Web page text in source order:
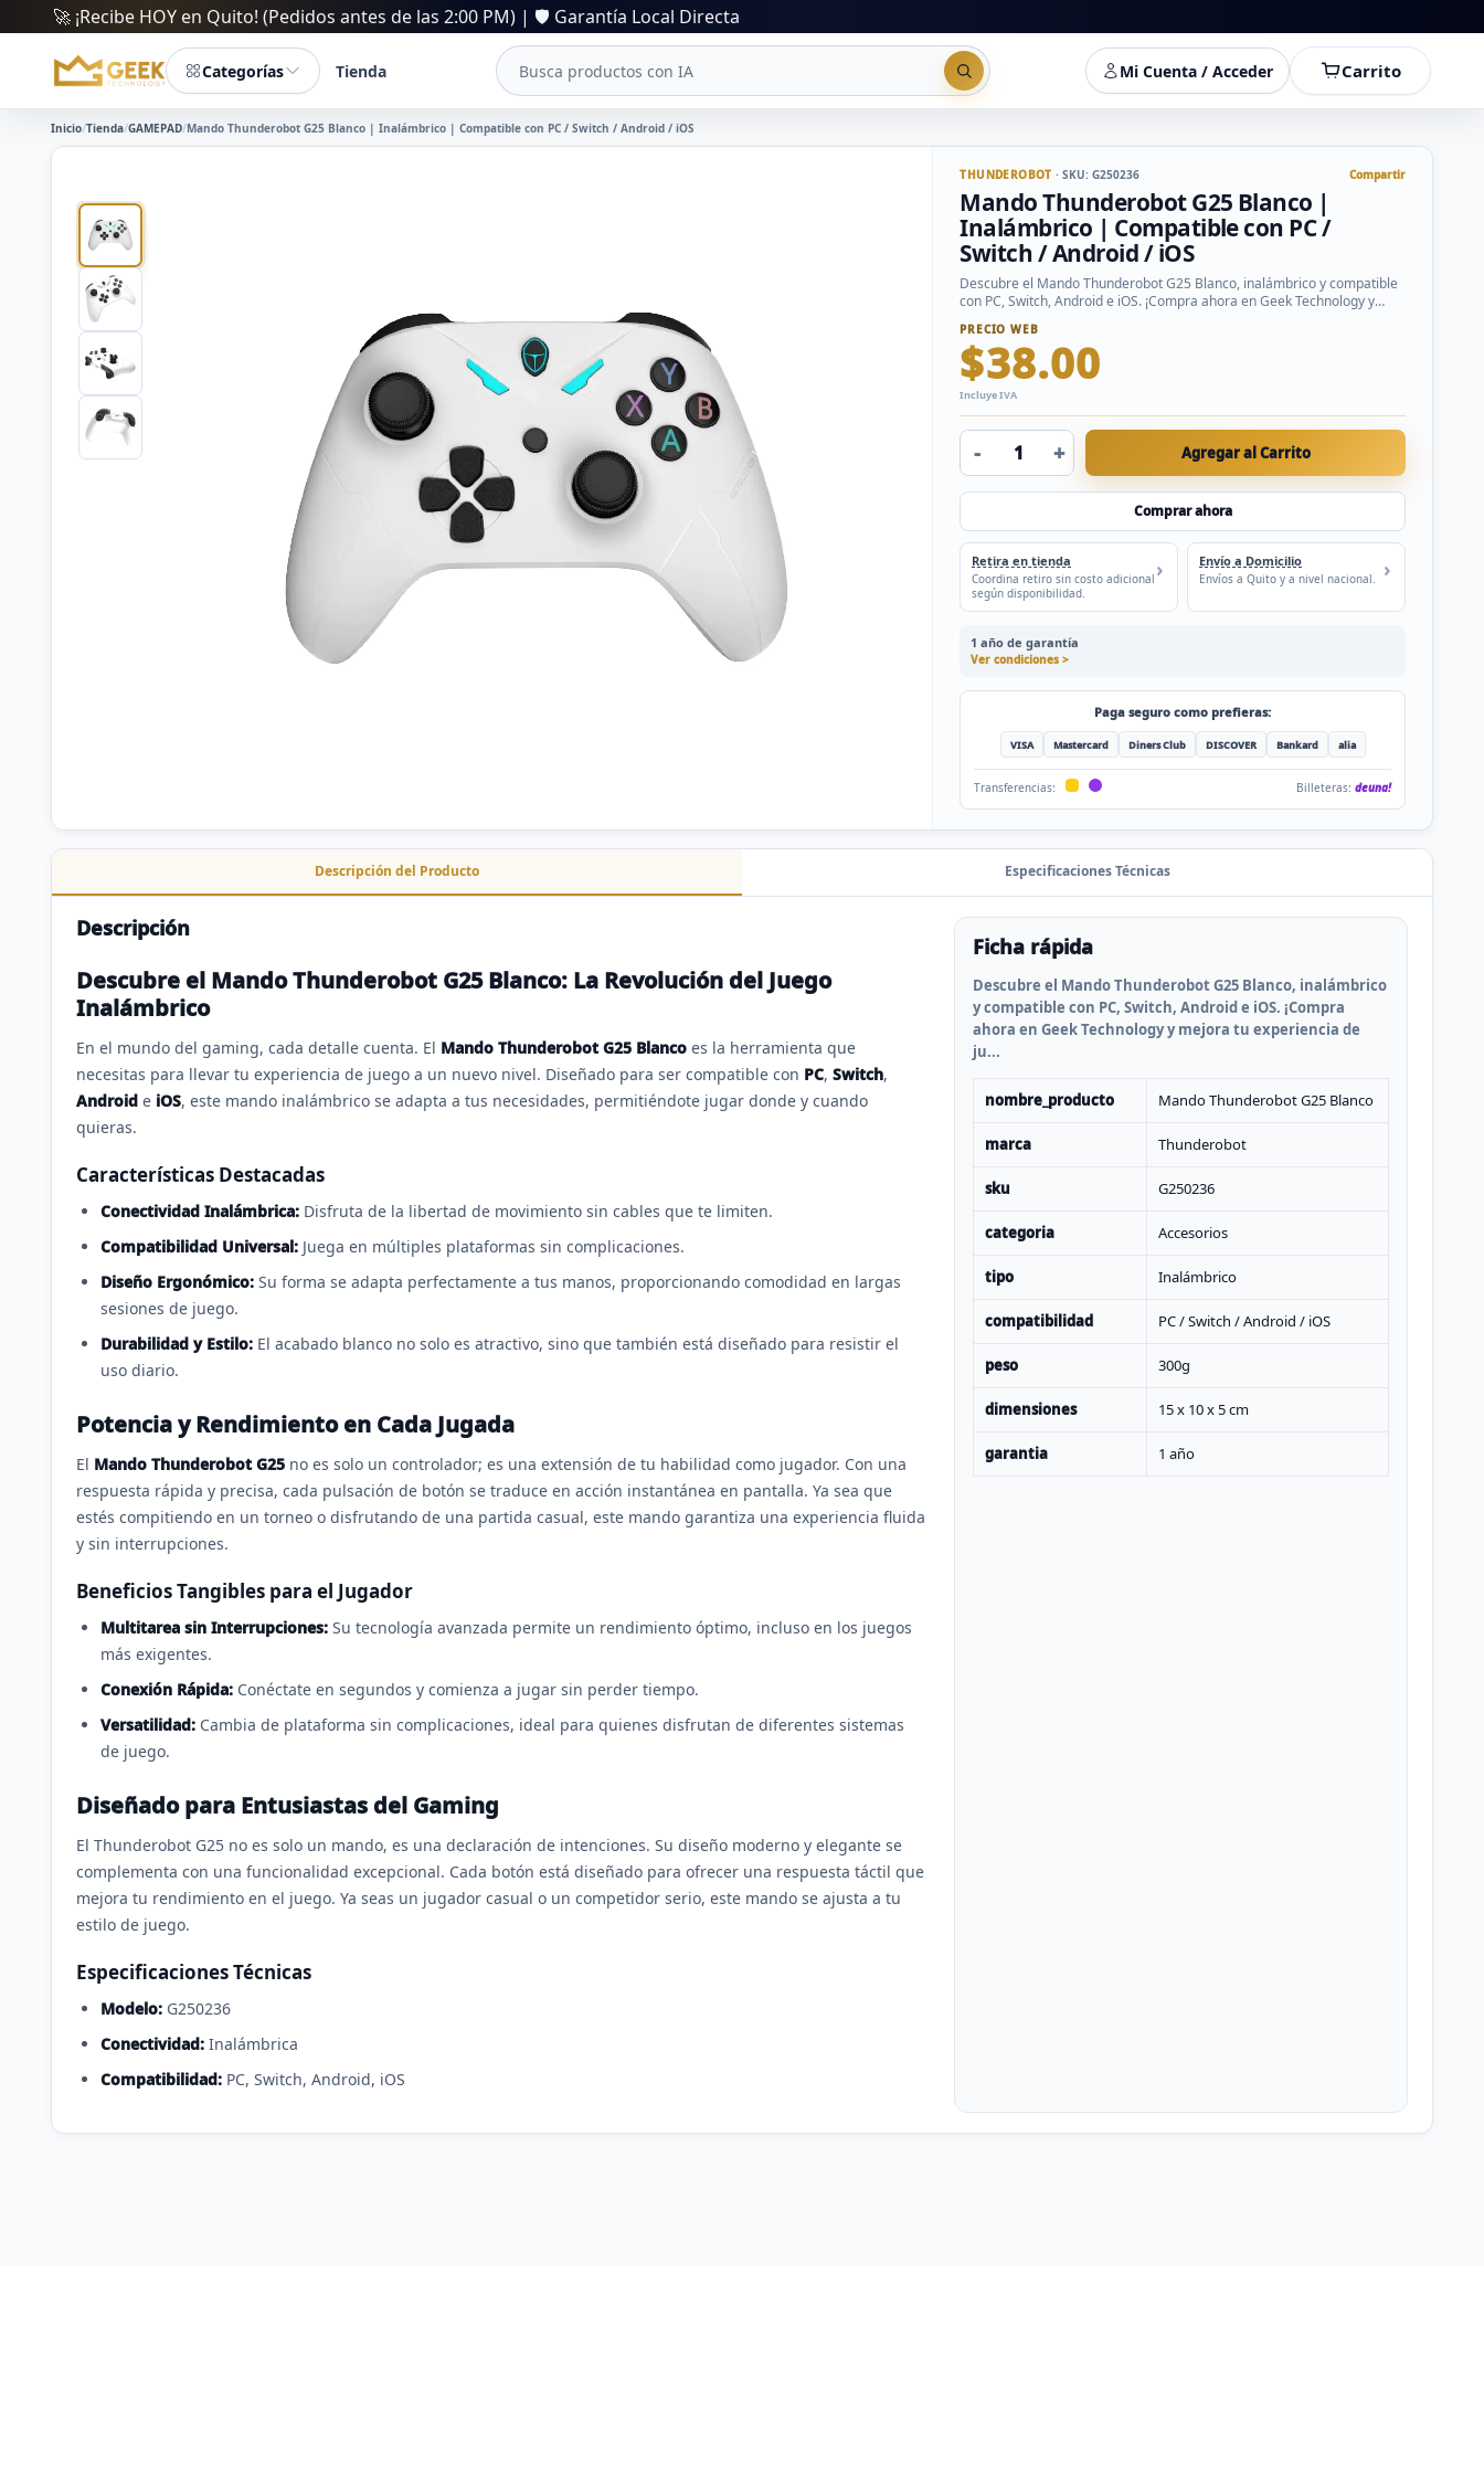
🚀 ¡Recibe HOY en Quito! (Pedidos antes de las 2:00 PM) | 🛡️ Garantía Local Directa
Categorías Tienda Mi Cuenta / Acceder Carrito
Inicio/Tienda/GAMEPAD/Mando Thunderobot G25 Blanco | Inalámbrico | Compatible con PC / Switch / Android / iOS
THUNDEROBOT · SKU: G250236 Compartir
Mando Thunderobot G25 Blanco |
Inalámbrico | Compatible con PC /
Switch / Android / iOS
Descubre el Mando Thunderobot G25 Blanco, inalámbrico y compatible
con PC, Switch, Android e iOS. ¡Compra ahora en Geek Technology y
PRECIO WEB
$38.00
Incluye IVA
- + Agregar al Carrito
Comprar ahora
Retira en tienda
Coordina retiro sin costo adicional
según disponibilidad.
Envío a Domicilio
Envíos a Quito y a nivel nacional.
1 año de garantía
Ver condiciones >
Paga seguro como prefieras:
VISA Mastercard Diners Club DISCOVER Bankard alia
Transferencias: Billeteras: deuna!
Descripción del Producto Especificaciones Técnicas
Descripción
Descubre el Mando Thunderobot G25 Blanco: La Revolución del Juego
Inalámbrico
En el mundo del gaming, cada detalle cuenta. El Mando Thunderobot G25 Blanco es la herramienta que
necesitas para llevar tu experiencia de juego a un nuevo nivel. Diseñado para ser compatible con PC, Switch,
Android e iOS, este mando inalámbrico se adapta a tus necesidades, permitiéndote jugar donde y cuando
quieras.
Características Destacadas
Conectividad Inalámbrica: Disfruta de la libertad de movimiento sin cables que te limiten.
Compatibilidad Universal: Juega en múltiples plataformas sin complicaciones.
Diseño Ergonómico: Su forma se adapta perfectamente a tus manos, proporcionando comodidad en largas
sesiones de juego.
Durabilidad y Estilo: El acabado blanco no solo es atractivo, sino que también está diseñado para resistir el
uso diario.
Potencia y Rendimiento en Cada Jugada
El Mando Thunderobot G25 no es solo un controlador; es una extensión de tu habilidad como jugador. Con una
respuesta rápida y precisa, cada pulsación de botón se traduce en acción instantánea en pantalla. Ya sea que
estés compitiendo en un torneo o disfrutando de una partida casual, este mando garantiza una experiencia fluida
y sin interrupciones.
Beneficios Tangibles para el Jugador
Multitarea sin Interrupciones: Su tecnología avanzada permite un rendimiento óptimo, incluso en los juegos
más exigentes.
Conexión Rápida: Conéctate en segundos y comienza a jugar sin perder tiempo.
Versatilidad: Cambia de plataforma sin complicaciones, ideal para quienes disfrutan de diferentes sistemas
de juego.
Diseñado para Entusiastas del Gaming
El Thunderobot G25 no es solo un mando, es una declaración de intenciones. Su diseño moderno y elegante se
complementa con una funcionalidad excepcional. Cada botón está diseñado para ofrecer una respuesta táctil que
mejora tu rendimiento en el juego. Ya seas un jugador casual o un competidor serio, este mando se ajusta a tu
estilo de juego.
Especificaciones Técnicas
Modelo: G250236
Conectividad: Inalámbrica
Compatibilidad: PC, Switch, Android, iOS
Ficha rápida
Descubre el Mando Thunderobot G25 Blanco, inalámbrico
y compatible con PC, Switch, Android e iOS. ¡Compra
ahora en Geek Technology y mejora tu experiencia de
ju...
nombre_producto Mando Thunderobot G25 Blanco
marca Thunderobot
sku G250236
categoria Accesorios
tipo Inalámbrico
compatibilidad PC / Switch / Android / iOS
peso 300g
dimensiones 15 x 10 x 5 cm
garantia 1 año